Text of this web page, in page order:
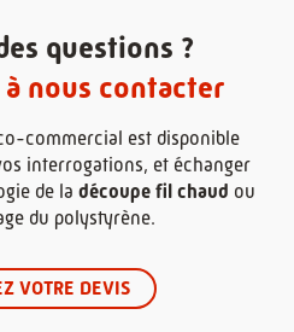
questions ?
à nous contacter
commercial est disponible
interrogations, et échanger
de la découpe fil chaud ou
du polystyrène.
VOTRE DEVIS